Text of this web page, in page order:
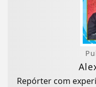
Repórter com